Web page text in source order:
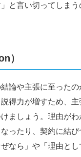
と言い切ってしま
）
論や主張に至ったの
得力が増すため、
ましょう。理由が
ったり、契約に結
なら」や「理由と